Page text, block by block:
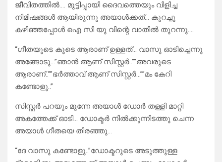
ജീവിതത്തിൽ…. മുട്ടിപ്പായി ദൈവത്തെയും വിളിച്ച
നിമിഷങ്ങൾ ആയിരുന്നു അയാൾക്കത്… കുറച്ചു
കഴിഞ്ഞപ്പോൾ ഐ സി യു വിന്റെ വാതിൽ തുറന്നു….
“ഗീതയുടെ കൂടെ ആരാണ് ഉള്ളത്… വാസു ഓടിച്ചെന്നു
അങ്ങോടു…”ഞാൻ ആണ് സിസ്റ്റർ..””അവരുടെ
ആരാണ്..””ഭർത്താവ് ആണ് സിസ്റ്റർ…””മം കേറി
കണ്ടോളു..”
സിസ്റ്റർ പറയും മുന്നേ അയാൾ ഡോർ തള്ളി മാറ്റി
അകത്തേക്ക് ഓടി… ഡോക്ടർ നിൽക്കുന്നിടത്തു ചെന്ന
അയാൾ ഗീതയെ തിരഞ്ഞു…
“ദേ വാസു കണ്ടോളു..”ഡോക്ടറുടെ അടുത്തുള്ള